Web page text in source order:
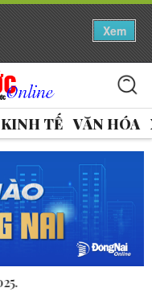
Xem
KINH TẾ VĂN HÓA